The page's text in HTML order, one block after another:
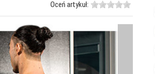
Oceń artykuł: